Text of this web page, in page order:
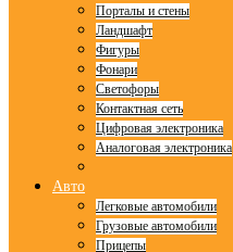
Порталы и стены
Ландшафт
Фигуры
Фонари
Светофоры
Контактная сеть
Цифровая электроника
Аналоговая электроника
Авто
Легковые автомобили
Грузовые автомобили
Прицепы